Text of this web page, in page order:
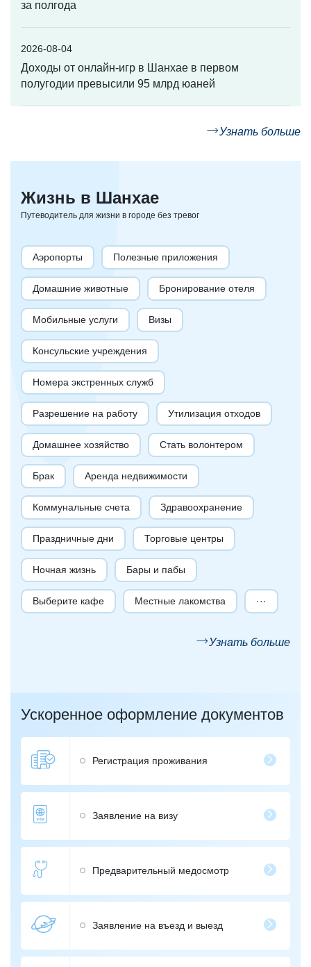
за полгода
2026-08-04
Доходы от онлайн-игр в Шанхае в первом
полугодии превысили 95 млрд юаней
Узнать больше
Жизнь в Шанхае
Путеводитель для жизни в городе без тревог
Аэропорты Полезные приложения
Домашние животные Бронирование отеля
Мобильные услуги Визы
Консульские учреждения
Номера экстренных служб
Разрешение на работу Утилизация отходов
Домашнее хозяйство Стать волонтером
Брак Аренда недвижимости
Коммунальные счета Здравоохранение
Праздничные дни Торговые центры
Ночная жизнь Бары и пабы
Выберите кафе Местные лакомства ···
Узнать больше
Ускоренное оформление документов
Регистрация проживания
Заявление на визу
Предварительный медосмотр
Заявление на въезд и выезд